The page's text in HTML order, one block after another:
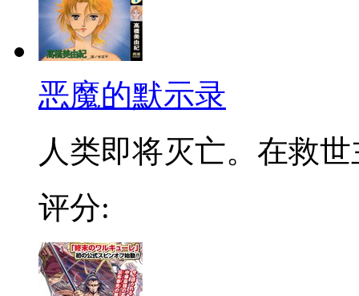
恶魔的默示录
人类即将灭亡。在救
评分: